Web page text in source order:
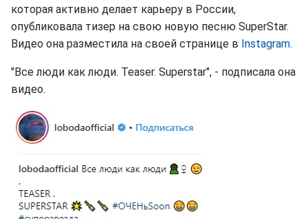
которая активно делает карьеру в России,
опубликовала тизер на свою новую песню SuperStar.
Видео она разместила на своей странице в Instagram.
"Все люди как люди. Teaser. Superstar", - подписала она
видео.